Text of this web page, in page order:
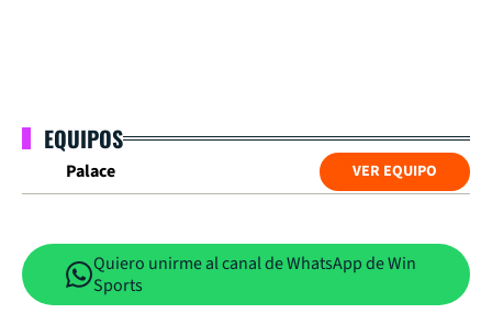
EQUIPOS
Palace VER EQUIPO
Quiero unirme al canal de WhatsApp de Win
Sports